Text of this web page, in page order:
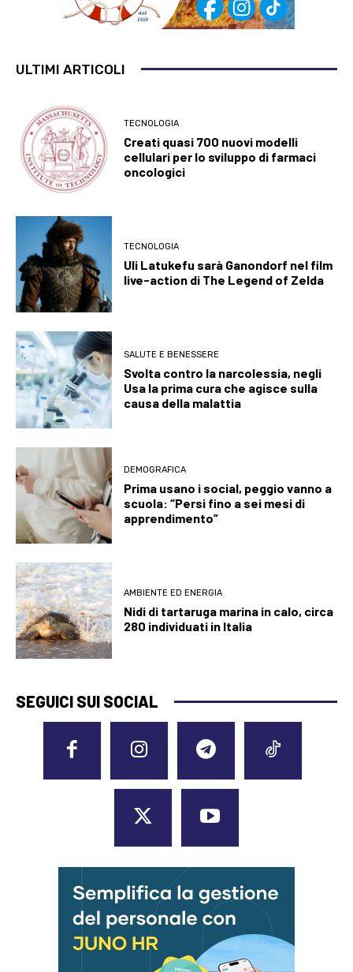
ULTIMI ARTICOLI
TECNOLOGIA
Creati quasi 700 nuovi modelli
cellulari per lo sviluppo di farmaci
oncologici
TECNOLOGIA
Uli Latukefu sarà Ganondorf nel film
live-action di The Legend of Zelda
SALUTE E BENESSERE
Svolta contro la narcolessia, negli
Usa la prima cura che agisce sulla
causa della malattia
DEMOGRAFICA
Prima usano i social, peggio vanno a
scuola: “Persi fino a sei mesi di
apprendimento”
AMBIENTE ED ENERGIA
Nidi di tartaruga marina in calo, circa
280 individuati in Italia
SEGUICI SUI SOCIAL